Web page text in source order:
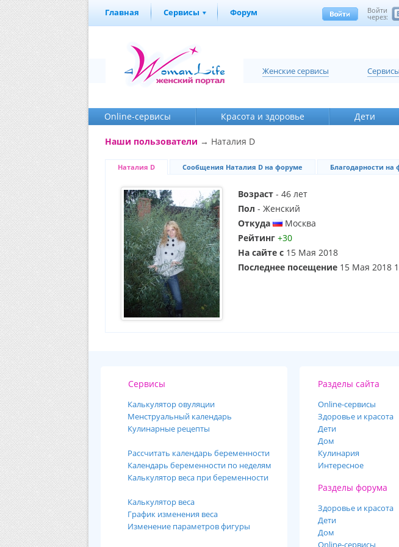
Главная Сервисы Форум Войти
через:
Женские сервисы
Online-cервисы Красота и здоровье Дети
Наши пользователи → Наталия D
Наталия D Сообщения Наталия D на форуме Благодарности на
Возраст- 46 лет
Пол - Женский
Откуда
Москва
Рейтинг +30
На сайте с15 Мая 2018
Последнее посещение15 Мая 2018
Сервисы
Калькулятор овуляции
Менструальный календарь
Кулинарные рецепты
Рассчитать календарь беременности
Календарь беременности по неделям
Калькулятор веса при беременности
Калькулятор веса
График изменения веса
Изменение параметров фигуры
Разделы сайта
Online-cервисы
Здоровье и красота
Дети
Дом
Кулинария
Интересное
Разделы форума
Здоровье и красота
Дети
Дом
Online-сервисы